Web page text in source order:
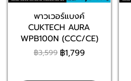
พาวเวอร์แบงค์
CUKTECH AURA
WPB100N (CCC/CE)
฿3,599 ฿1,799